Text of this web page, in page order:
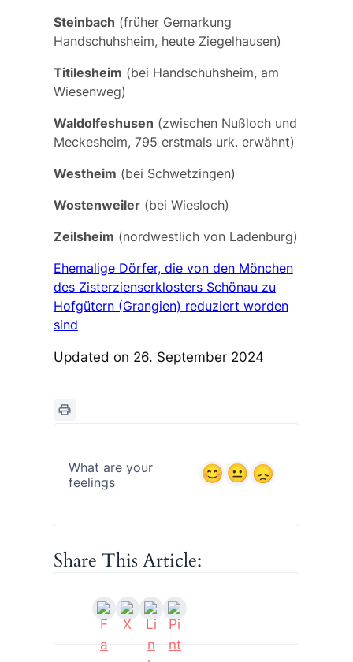
Steinbach (früher Gemarkung
Handschuhsheim, heute Ziegelhausen)
Titilesheim (bei Handschuhsheim, am
Wiesenweg)
Waldolfeshusen (zwischen Nußloch und
Meckesheim, 795 erstmals urk. erwähnt)
Westheim (bei Schwetzingen)
Wostenweiler(bei Wiesloch)
Zeilsheim (nordwestlich von Ladenburg)
Ehemalige Dörfer, die von den Mönchen
des Zisterzienserklosters Schönau zu
Hofgütern (Grangien) reduziert worden
sind
Updated on 26. September 2024
What are your
feelings
Share This Article: